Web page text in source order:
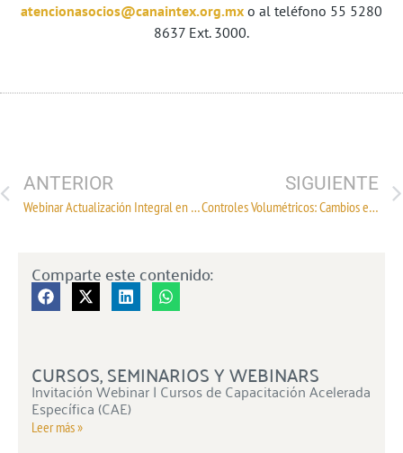
atencionasocios@canaintex.org.mx o al teléfono 55 5280
8637 Ext. 3000.
ANTERIOR
Webinar Actualización Integral en Comercio Exterior para 2025
SIGUIENTE
Controles Volumétricos: Cambios en las Obligaciones Fiscales para 2025
Comparte este contenido:
CURSOS, SEMINARIOS Y WEBINARS
Invitación Webinar | Cursos de Capacitación Acelerada
Específica (CAE)
Leer más »